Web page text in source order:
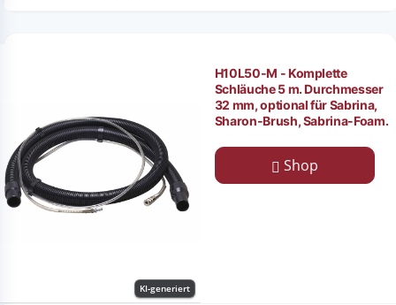
KI-generiert
H10L50-M - Komplette
Schläuche 5 m. Durchmesser
32 mm, optional für Sabrina,
Sharon-Brush, Sabrina-Foam.
Shop